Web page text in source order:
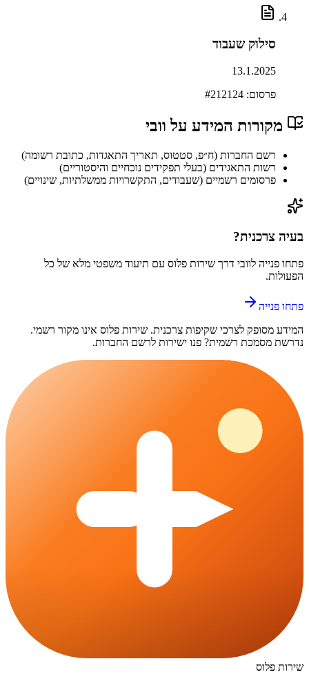
סילוק שעבוד
13.1.2025
פרסום: # 212124
מקורות המידע על וובי
רשם החברות (ח״פ, סטטוס, תאריך התאגדות, כתובת רשומה)
רשות התאגידים (בעלי תפקידים נוכחיים והיסטוריים)
פרסומים רשמיים (שעבודים, התקשרויות ממשלתיות, שינויים)
בעיה צרכנית?
פתחו פנייה לוובי דרך שירות פלוס עם תיעוד משפטי מלא של כל
הפעולות.
פתחו פנייה
המידע מסופק לצרכי שקיפות צרכנית. שירות פלוס אינו מקור רשמי.
נדרשת מסמכת רשמית? פנו ישירות לרשם החברות.
שירות פלוס